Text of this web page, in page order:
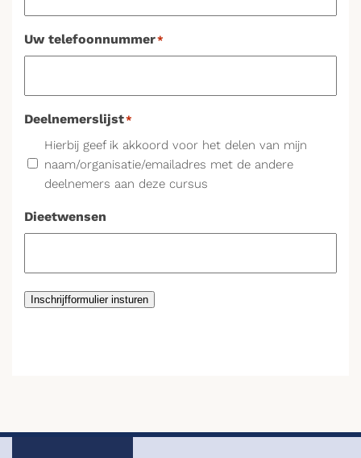
Uw telefoonnummer*
Deelnemerslijst*
Hierbij geef ik akkoord voor het delen van mijn
naam/organisatie/emailadres met de andere
deelnemers aan deze cursus
Dieetwensen
Inschrijfformulier insturen